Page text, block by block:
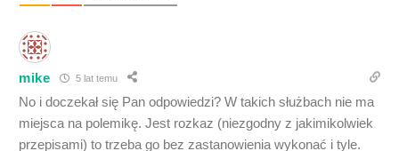
mike 5 lat temu
No i doczekał się Pan odpowiedzi? W takich służbach nie ma
miejsca na polemikę. Jest rozkaz (niezgodny z jakimikolwiek
przepisami) to trzeba go bez zastanowienia wykonać i tyle.